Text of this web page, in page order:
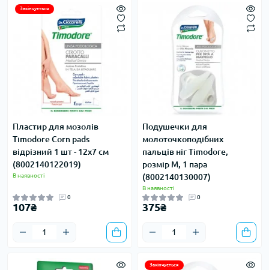
Закінчується
Пластир для мозолів
Timodore Corn pads
відрізний 1 шт - 12х7 см
(8002140122019)
В наявності
0
107₴
Подушечки для
молоточкоподібних
пальців ніг Timodore,
розмір М, 1 пара
(8002140130007)
В наявності
0
375₴
Закінчується